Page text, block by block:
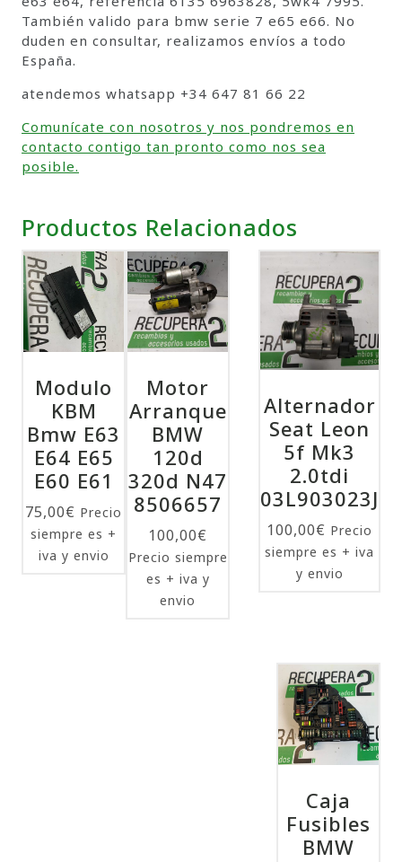
También valido para bmw serie 7 e65 e66. No
duden en consultar, realizamos envíos a todo
España.
atendemos whatsapp +34 647 81 66 22
Comunícate con nosotros y nos pondremos en
contacto contigo tan pronto como nos sea
posible.
Productos Relacionados
Modulo
KBM
Bmw E63
E64 E65
E60 E61
75,00€ Precio
siempre es +
iva y envio
Alternador
Seat Leon
5f Mk3
2.0tdi
03L903023J
100,00€ Precio
siempre es + iva
y envio
Motor
Arranque
BMW
120d
320d N47
8506657
100,00€
Precio siempre
es + iva y
envio
Caja
Fusibles
BMW